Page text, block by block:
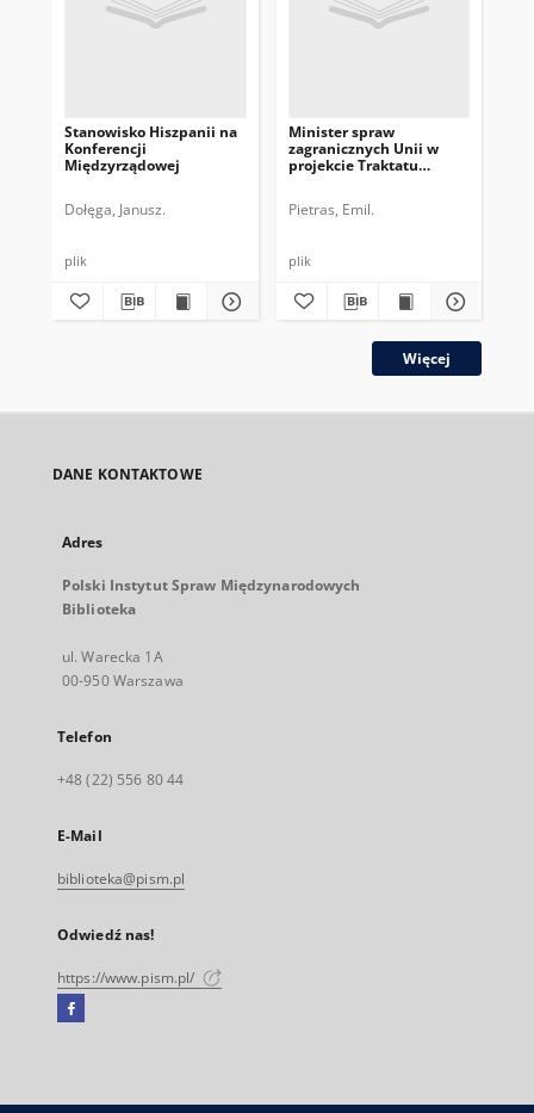
Stanowisko Hiszpanii na
Konferencji
Międzyrządowej
Dołęga, Janusz.
plik
Minister spraw
zagranicznych Unii w
projekcie Traktatu
Pietras, Emil.
plik
Więcej
DANE KONTAKTOWE
Adres
Polski Instytut Spraw Międzynarodowych
Biblioteka
ul. Warecka 1A
00-950 Warszawa
Telefon
+48 (22) 556 80 44
E-Mail
biblioteka@pism.pl
Odwiedź nas!
https://www.pism.pl/
Facebook
się